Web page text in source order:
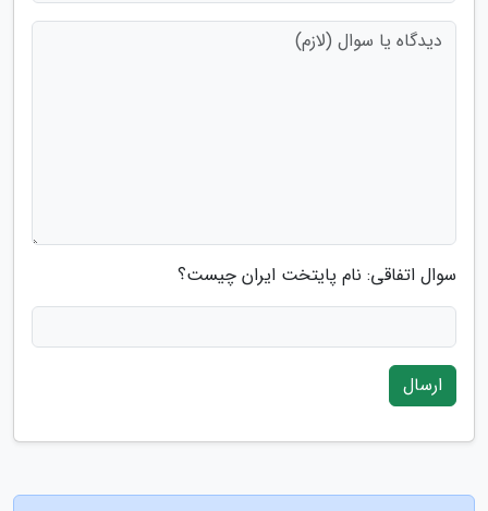
سوال اتفاقی: نام پایتخت ایران چیست؟
ارسال